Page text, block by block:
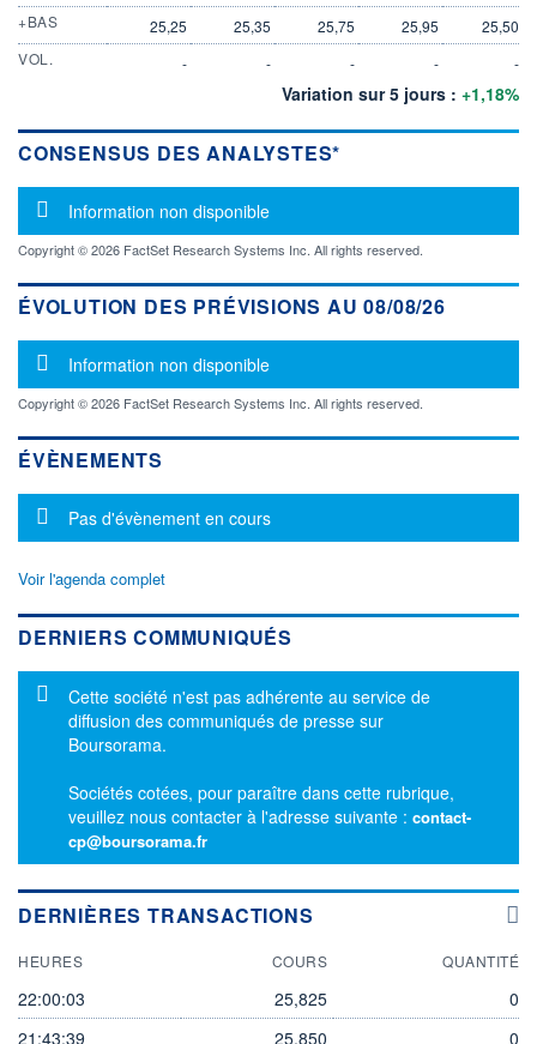
+BAS
25,25 25,35 25,75 25,95
25,50
VOL.
- - - - -
Variation sur 5 jours : +1,18%
CONSENSUS DES ANALYSTES*
Message d'information
Information non disponible
Copyright © 2026 FactSet Research Systems Inc. All rights reserved.
ÉVOLUTION DES PRÉVISIONS AU 08/08/26
Message d'information
Information non disponible
Copyright © 2026 FactSet Research Systems Inc. All rights reserved.
ÉVÈNEMENTS
Message d'information
Pas d'évènement en cours
Voir l'agenda complet
DERNIERS COMMUNIQUÉS
Message d'information
Cette société n'est pas adhérente au service de
diffusion des communiqués de presse sur
Boursorama.
Sociétés cotées, pour paraître dans cette rubrique,
veuillez nous contacter à l'adresse suivante : contact-
cp@boursorama.fr
DERNIÈRES TRANSACTIONS
HEURES COURS QUANTITÉ
22:00:03 25,825
0
21:43:39
25,850 0